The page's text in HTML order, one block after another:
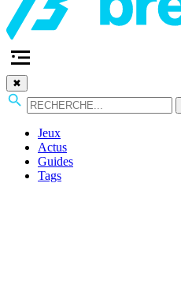
✖
Jeux
Actus
Guides
Tags